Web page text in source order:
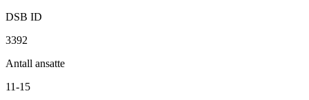
DSB ID
3392
Antall ansatte
11-15